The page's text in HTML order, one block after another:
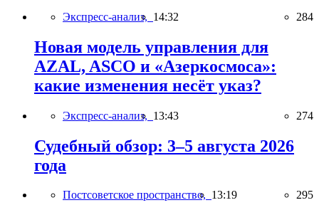
Экспресс-анализ, 14:32 284
Новая модель управления для
AZAL, ASCO и «Азеркосмоса»:
какие изменения несёт указ?
Экспресс-анализ, 13:43 274
Судебный обзор: 3–5 августа 2026
года
Постсоветское пространство, 13:19 295